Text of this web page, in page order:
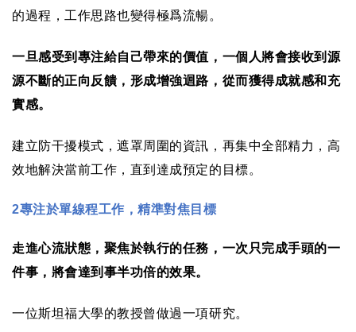
的過程，工作思路也變得極爲流暢。
一旦感受到專注給自己帶來的價值，一個人將會接收到源
源不斷的正向反饋，形成增強迴路，從而獲得成就感和充
實感。
建立防干擾模式，遮罩周圍的資訊，再集中全部精力，高
效地解決當前工作，直到達成預定的目標。
2專注於單線程工作，精準對焦目標
走進心流狀態，聚焦於執行的任務，一次只完成手頭的一
件事，將會達到事半功倍的效果。
一位斯坦福大學的教授曾做過一項研究。